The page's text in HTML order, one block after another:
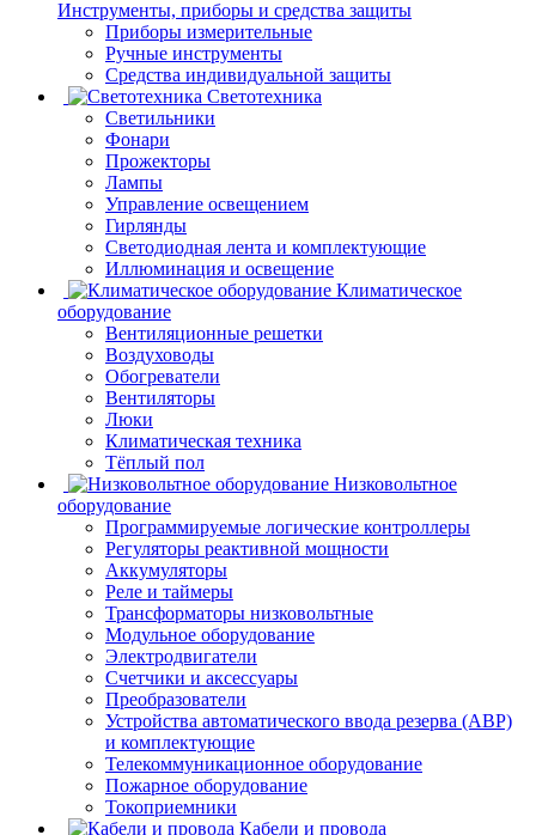
Инструменты, приборы и средства защиты
Приборы измерительные
Ручные инструменты
Средства индивидуальной защиты
Светотехника
Светильники
Фонари
Прожекторы
Лампы
Управление освещением
Гирлянды
Светодиодная лента и комплектующие
Иллюминация и освещение
Климатическое
оборудование
Вентиляционные решетки
Воздуховоды
Обогреватели
Вентиляторы
Люки
Климатическая техника
Тёплый пол
Низковольтное
оборудование
Программируемые логические контроллеры
Регуляторы реактивной мощности
Аккумуляторы
Реле и таймеры
Трансформаторы низковольтные
Модульное оборудование
Электродвигатели
Счетчики и аксессуары
Преобразователи
Устройства автоматического ввода резерва (АВР)
и комплектующие
Телекоммуникационное оборудование
Пожарное оборудование
Токоприемники
Кабели и провода